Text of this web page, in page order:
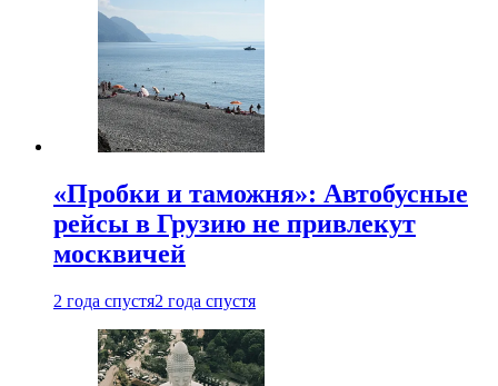
«Пробки и таможня»: Автобусные
рейсы в Грузию не привлекут
москвичей
2 года спустя2 года спустя